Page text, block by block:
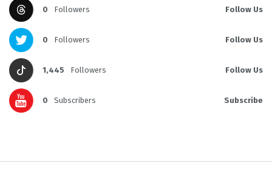
0 Followers Follow Us
0 Followers Follow Us
1,445 Followers Follow Us
0 Subscribers Subscribe